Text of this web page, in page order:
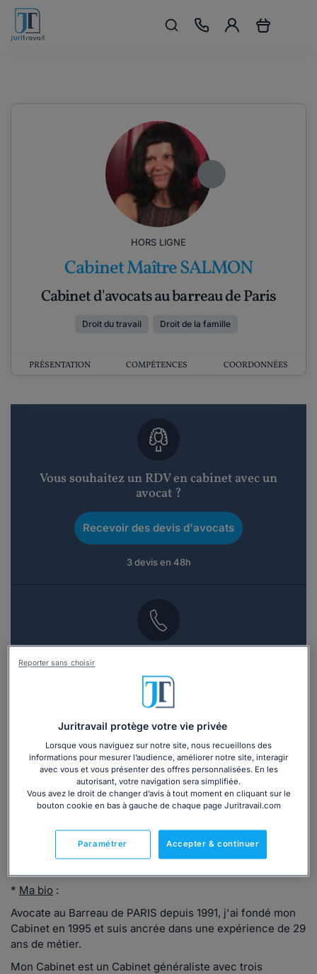
HORS LIGNE
Cabinet Maître SALMON
Cabinet d'avocats au barreau de Paris
Droit du travail Droit de la famille
PRÉSENTATION COMPÉTENCES COORDONNÉES
Vous souhaitez un RDV en cabinet avec un
avocat ?
Recevoir des devis d'avocats
3 devis en 48h
Vous souhaitez une consultation par
téléphone ?
Consulter immédiatement
ou appelez le01 75 75 42 33(8h à 21h du lundi au
vendredi)
Vous êtes avocat ?
Présentation
* Ma bio :
Avocate au Barreau de PARIS depuis 1991, j'ai fondé mon
Cabinet en 1995 et suis ancrée dans une expérience de 29
ans de métier.
Mon Cabinet est un Cabinet généraliste avec trois
Juritravail protège votre vie privée
Lorsque vous naviguez sur notre site, nous recueillons des
informations pour mesurer l’audience, améliorer notre site, interagir
avec vous et vous présenter des offres personnalisées. En les
autorisant, votre navigation sera simplifiée.
Vous avez le droit de changer d’avis à tout moment en cliquant sur le
bouton cookie en bas à gauche de chaque page Juritravail.com
Accepter & continuer
Paramétrer
Reporter sans choisir